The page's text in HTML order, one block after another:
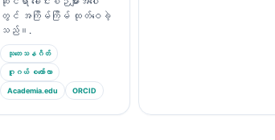
တွင် အကြိမ်ကြိမ် ထုတ်ဝေခဲ့
သည်။.
သုတေသနဂိတ်
ဂူဂယ် စကော်လာ
Academia.edu ORCID